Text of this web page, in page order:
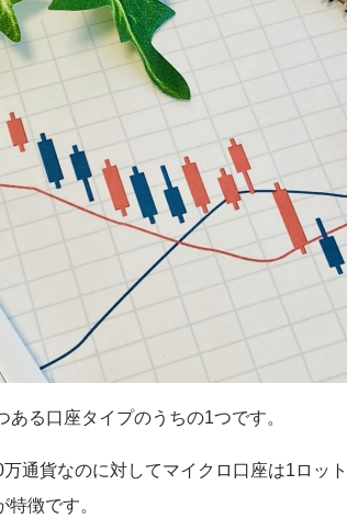
る口座タイプのうちの1つです。
通貨なのに対してマイクロ口座は1ロッ
徴です。